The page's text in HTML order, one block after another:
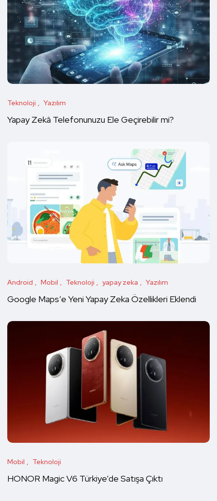
Teknoloji Yazılım
Yapay Zekâ Telefonunuzu Ele Geçirebilir mi?
Android Mobil Teknoloji yapay zeka Yazılım
Google Maps’e Yeni Yapay Zeka Özellikleri Eklendi
Mobil Teknoloji
HONOR Magic V6 Türkiye’de Satışa Çıktı